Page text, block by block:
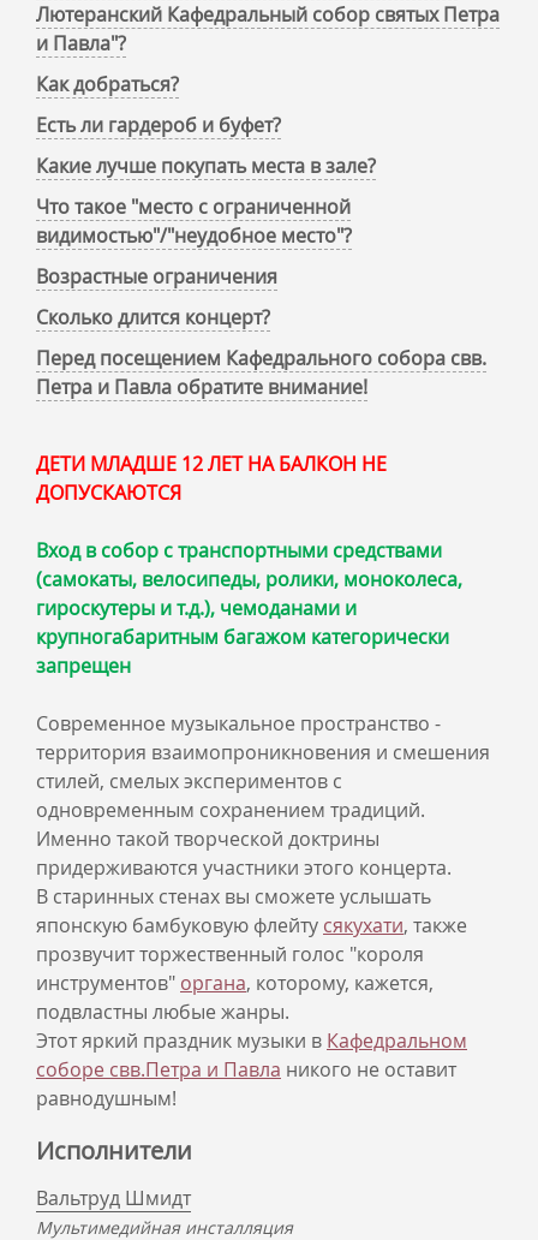
Лютеранский Кафедральный собор святых Петра
и Павла"?
Как добраться?
Есть ли гардероб и буфет?
Какие лучше покупать места в зале?
Что такое "место с ограниченной
видимостью"/"неудобное место"?
Возрастные ограничения
Сколько длится концерт?
Перед посещением Кафедрального собора свв.
Петра и Павла обратите внимание!
ДЕТИ МЛАДШЕ 12 ЛЕТ НА БАЛКОН НЕ
ДОПУСКАЮТСЯ
Вход в собор с транспортными средствами
(самокаты, велосипеды, ролики, моноколеса,
гироскутеры и т.д.), чемоданами и
крупногабаритным багажом категорически
запрещен
Современное музыкальное пространство -
территория взаимопроникновения и смешения
стилей, смелых экспериментов с
одновременным сохранением традиций.
Именно такой творческой доктрины
придерживаются участники этого концерта.
В старинных стенах вы сможете услышать
японскую бамбуковую флейту сякухати, также
прозвучит торжественный голос "короля
инструментов" органа, которому, кажется,
подвластны любые жанры.
Этот яркий праздник музыки в Кафедральном
соборе свв.Петра и Павла никого не оставит
равнодушным!
Исполнители
Вальтруд Шмидт
Мультимедийная инсталляция